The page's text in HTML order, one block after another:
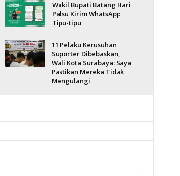
Wakil Bupati Batang Hari
Palsu Kirim WhatsApp
Tipu-tipu
11 Pelaku Kerusuhan
Suporter Dibebaskan,
Wali Kota Surabaya: Saya
Pastikan Mereka Tidak
Mengulangi